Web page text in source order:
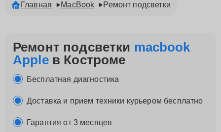
Главная MacBook Ремонт подсветки
Ремонт подсветки macbook
Appleв Костроме
Бесплатная диагностика
Доставка и прием техники курьером бесплатно
Гарантия от 3 месяцев